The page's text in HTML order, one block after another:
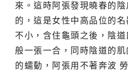
來。這時阿張發現曉春的
的，這是女性中高品位的
不小，含住龜頭之後，陰
般一張一合，同時陰道的
的蠕動，阿張用不著奔波